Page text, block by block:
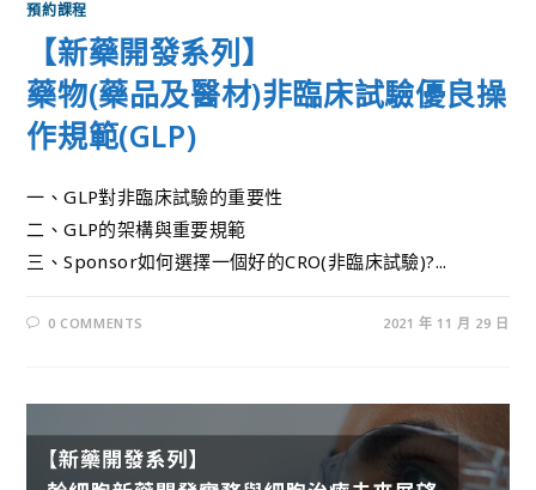
預約課程
【新藥開發系列】
藥物(藥品及醫材)非臨床試驗優良操
作規範(GLP)
一、GLP對非臨床試驗的重要性
二、GLP的架構與重要規範
三、Sponsor如何選擇一個好的CRO(非臨床試驗)?...
0 COMMENTS 2021 年 11 月 29 日